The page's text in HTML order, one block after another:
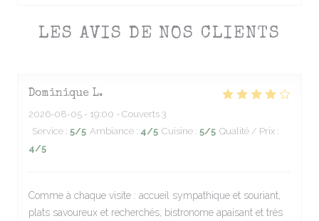
LES AVIS DE NOS CLIENTS
Dominique L
2026-08-05 - 19:00 - Couverts 3
Service : 5/5 Ambiance : 4/5 Cuisine : 5/5 Qualité / Prix :
4/5
Comme à chaque visite : accueil sympathique et souriant,
plats savoureux et recherchés, bistronome apaisant et très